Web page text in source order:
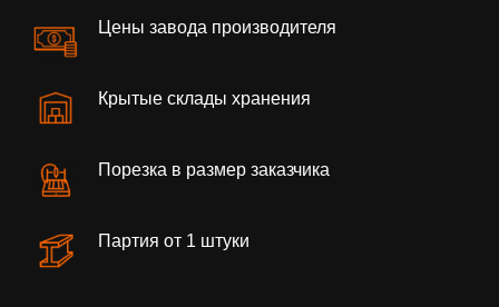
Цены завода производителя
Крытые склады хранения
Порезка в размер заказчика
Партия от 1 штуки